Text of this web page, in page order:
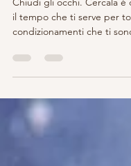
tuo potere
Chiudi gli occhi. Cercala è
condizionamenti che ti